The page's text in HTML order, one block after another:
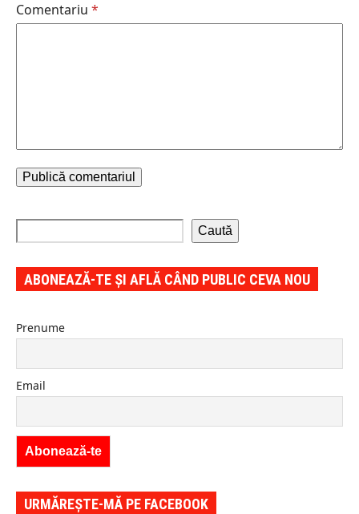
Comentariu *
Caută
ABONEAZĂ-TE ȘI AFLĂ CÂND PUBLIC CEVA NOU
Prenume
Email
URMĂREȘTE-MĂ PE FACEBOOK